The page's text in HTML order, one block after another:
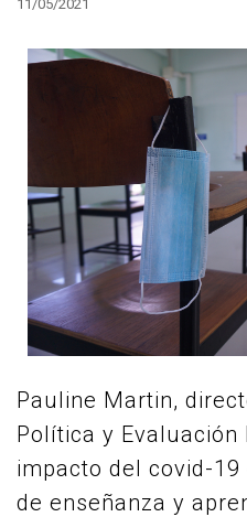
11/05/2021
Pauline Martin,
Política y Evaluación
impacto del covid-
de enseñanza y